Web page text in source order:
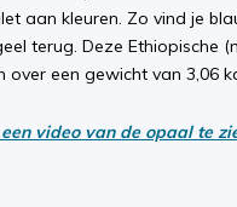
aan kleuren. Zo vind je
terug. Deze Ethiopische
over een gewicht van 3,06
video van de opaal te